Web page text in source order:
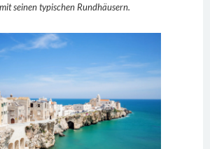
seinen typischen Rundhäusern.